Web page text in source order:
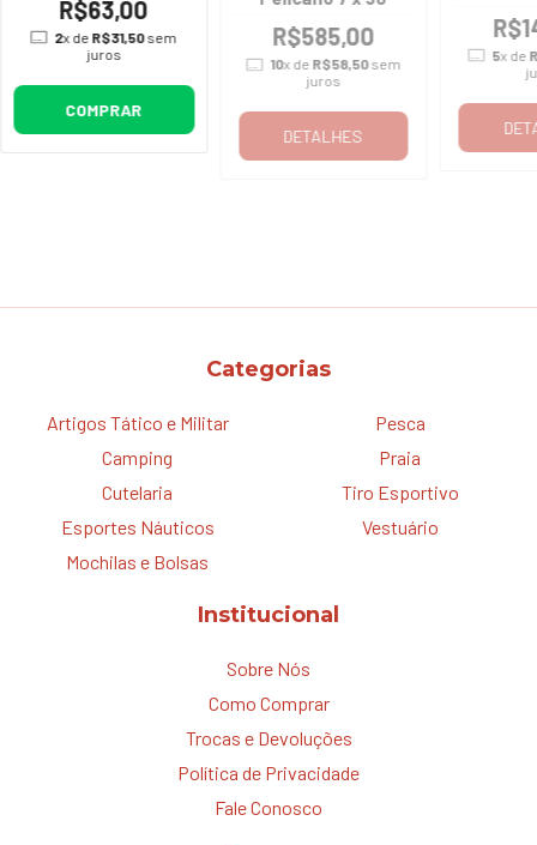
R$63,00
2x de R$31,50sem
juros
COMPRAR
R$585,00
10x de R$58,50sem
juros
DETALHES
5x de
Categorias
Artigos Tático e Militar
Camping
Cutelaria
Esportes Náuticos
Mochilas e Bolsas
Pesca
Praia
Tiro Esportivo
Vestuário
Institucional
Sobre Nós
Como Comprar
Trocas e Devoluções
Política de Privacidade
Fale Conosco